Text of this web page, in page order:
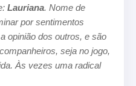
Lauriana. Nome de
por sentimentos
opinião dos outros, e são
seja no jogo,
Às vezes uma radical